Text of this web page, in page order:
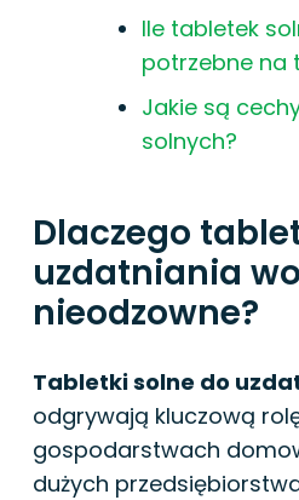
Ile tabletek
potrzebne na
Jakie są
solnych?
Dlaczego
uzdatniania
nieodzowne?
Tabletki solne do
odgrywają kluczową
gospodarstwach
dużych